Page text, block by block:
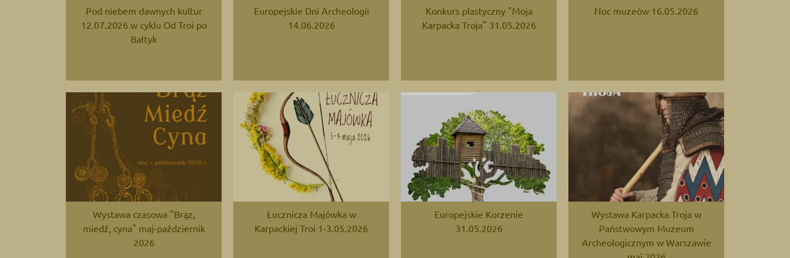
Pod niebem dawnych kultur
12.07.2026 w cyklu Od Troi po
Bałtyk
Europejskie Dni Archeologii
14.06.2026
Konkurs plastyczny "Moja
Karpacka Troja" 31.05.2026
Noc muzeów 16.05.2026
Wystawa czasowa "Brąz,
miedź, cyna" maj-październik
2026
Łucznicza Majówka w
Karpackiej Troi 1-3.05.2026
Europejskie Korzenie
31.05.2026
Wystawa Karpacka Troja w
Państwowym Muzeum
Archeologicznym w Warszawie